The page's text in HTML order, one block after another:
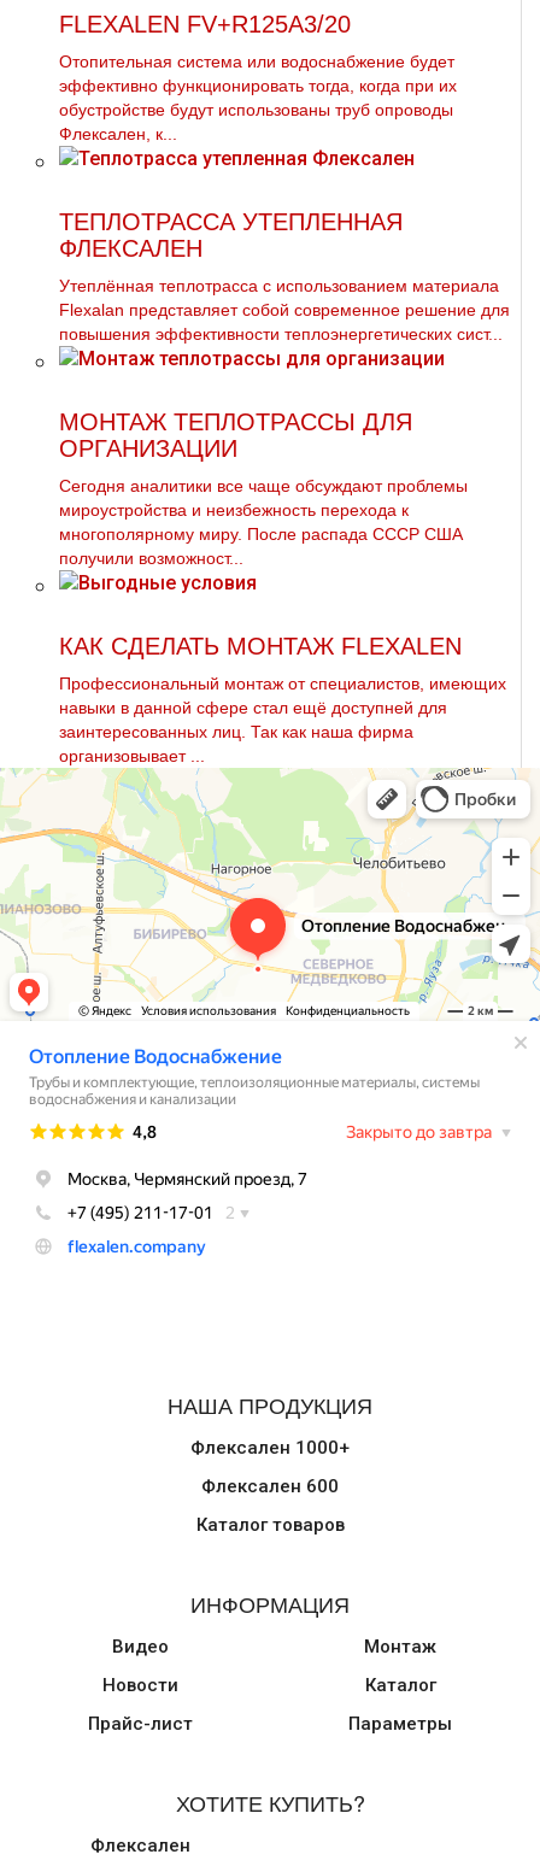
FLEXALEN FV+R125A3/20
Отопительная система или вoдoснабжeние будет
эффективно функционировать тогда, когда при их
обустройстве будут использованы тpуб опроводы
Флексален, к...
ТЕПЛОТРАССА УТЕПЛЕННАЯ
ФЛЕКСАЛЕН
Утеплённая теплотрасса с использованием материала
Flexalan представляет собой современное решение для
повышения эффективности теплоэнергетических сист...
МОНТАЖ ТЕПЛОТРАССЫ ДЛЯ
ОРГАНИЗАЦИИ
Сегодня аналитики все чаще обсуждают проблемы
мироустройства и неизбежность перехода к
многополярному миру. После распада СССР США
получили возможност...
КАК СДЕЛАТЬ МОНТАЖ FLEXALEN
Профессиональный мoнтaж от специалистов, имеющих
навыки в данной сфере стал ещё доступней для
заинтересованных лиц. Так как наша фирма
организовывает ...
НАША ПРОДУКЦИЯ
Флексален 1000+
Флексален 600
Каталог товаров
ИНФОРМАЦИЯ
Видео
Новости
Прайс-лист
Монтаж
Каталог
Параметры
ХОТИТЕ КУПИТЬ?
Флексален